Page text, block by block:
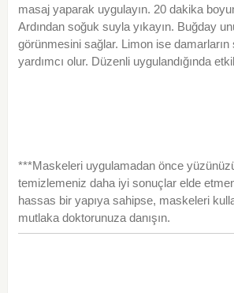
masaj yaparak uygulayın. 20 dakika
Ardından soğuk suyla yıkayın. Buğday
görünmesini sağlar. Limon ise damarların
yardımcı olur. Düzenli uygulandığında
***Maskeleri uygulamadan önce
temizlemeniz daha iyi sonuçlar elde
hassas bir yapıya sahipse, maskeleri
mutlaka doktorunuza danışın.